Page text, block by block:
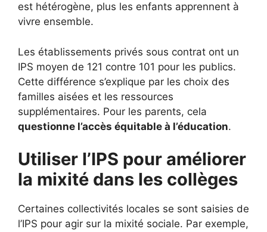
est hétérogène, plus les enfants apprennent à
vivre ensemble.
Les établissements privés sous contrat ont un
IPS moyen de 121 contre 101 pour les publics.
Cette différence s’explique par les choix des
familles aisées et les ressources
supplémentaires. Pour les parents, cela
questionne l’accès équitable à l’éducation.
Utiliser l’IPS pour améliorer
la mixité dans les collèges
Certaines collectivités locales se sont saisies de
l’IPS pour agir sur la mixité sociale. Par exemple,